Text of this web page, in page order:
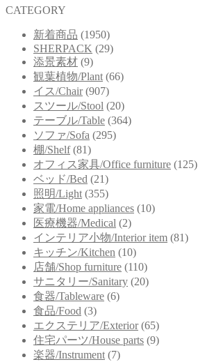
CATEGORY
新着商品 (1950)
SHERPACK (29)
添景素材 (9)
観葉植物/Plant (66)
イス/Chair (907)
スツール/Stool (20)
テーブル/Table (364)
ソファ/Sofa (295)
棚/Shelf (81)
オフィス家具/Office furniture (125)
ベッド/Bed (21)
照明/Light (355)
家電/Home appliances (10)
医療機器/Medical (2)
インテリア小物/Interior item (81)
キッチン/Kitchen (10)
店舗/Shop furniture (110)
サニタリー/Sanitary (20)
食器/Tableware (6)
食品/Food (3)
エクステリア/Exterior (65)
住宅パーツ/House parts (9)
楽器/Instrument (7)